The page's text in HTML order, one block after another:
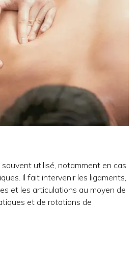
utilisé, notamment en cas
Il fait intervenir les ligaments,
et les articulations au moyen de
et de rotations de